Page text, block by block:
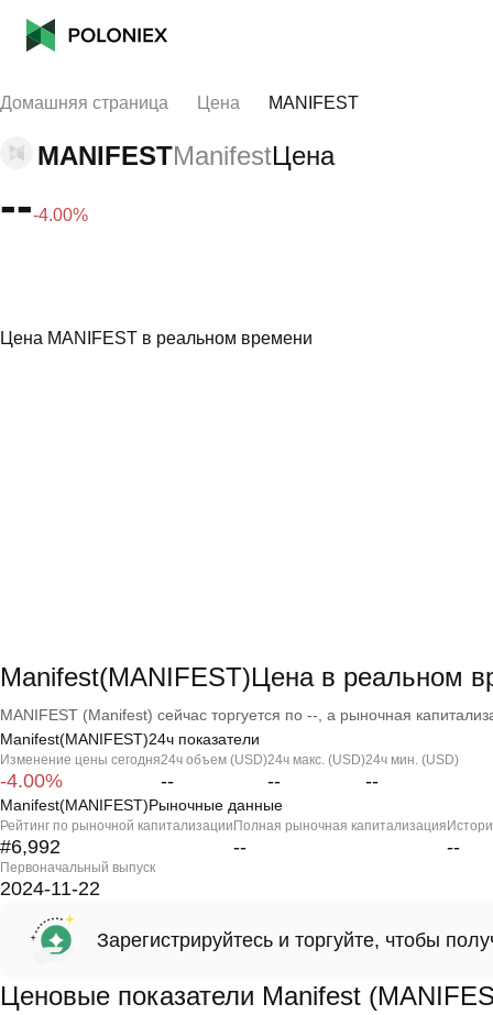
Домашняя страница Цена MANIFEST
MANIFESTManifestЦена
---4.00%
Цена MANIFEST в реальном времени
Manifest(MANIFEST)Цена в реальном
MANIFEST (Manifest) сейчас торгуется по --, а рыночная
Manifest(MANIFEST)24ч показатели
Изменение цены сегодня
-4.00%
24ч объем (USD)
--
24ч макс. (USD)
--
24ч мин. (USD)
--
Manifest(MANIFEST)Рыночные данные
Рейтинг по рыночной капитализации
#6,992
Полная рыночная капитализация
-- --
Первоначальный выпуск
2024-11-22
Зарегистрируйтесь и торгуйте, чтобы
Ценовые показатели Manifest